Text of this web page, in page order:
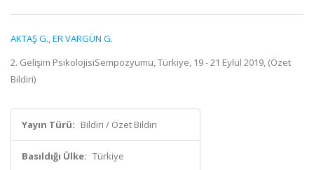
AKTAŞ G.,ER VARGÜN G.
2. Gelişim PsikolojisiSempozyumu, Türkiye, 19 - 21 Eylül 2019, (Özet
Bildiri)
Yayın Türü: Bildiri / Özet Bildiri
Basıldığı Ülke: Türkiye